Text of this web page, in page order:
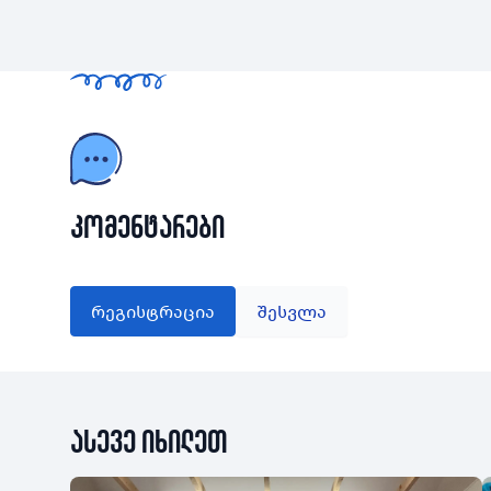
კომენტარები
რეგისტრაცია შესვლა
ასევე იხილეთ